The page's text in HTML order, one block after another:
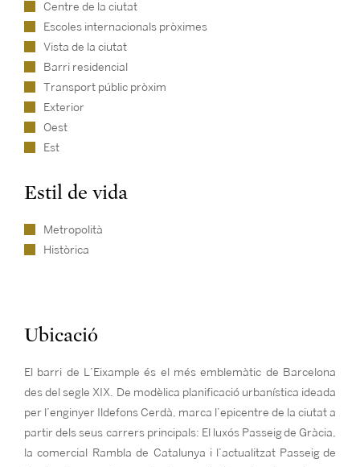
Centre de la ciutat
Escoles internacionals pròximes
Vista de la ciutat
Barri residencial
Transport públic pròxim
Exterior
Oest
Est
Estil de vida
Metropolità
Històrica
Ubicació
El barri de L’Eixample és el més emblemàtic de Barcelona
des del segle XIX. De modèlica planificació urbanística ideada
per l’enginyer Ildefons Cerdà, marca l’epicentre de la ciutat a
partir dels seus carrers principals: El luxós Passeig de Gràcia,
la comercial Rambla de Catalunya i l’actualitzat Passeig de